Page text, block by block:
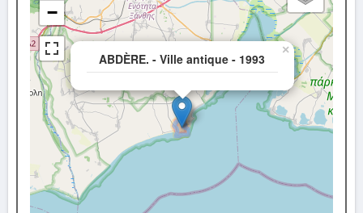
ABDÈRE. - Ville antique - 1993
×
−